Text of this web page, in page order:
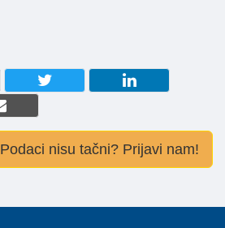
Podaci nisu tačni? Prijavi nam!